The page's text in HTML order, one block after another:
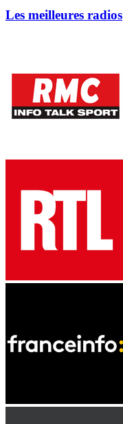
Les meilleures radios